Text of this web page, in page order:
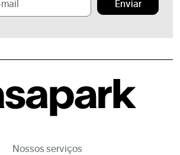
Enviar
Nossos serviços